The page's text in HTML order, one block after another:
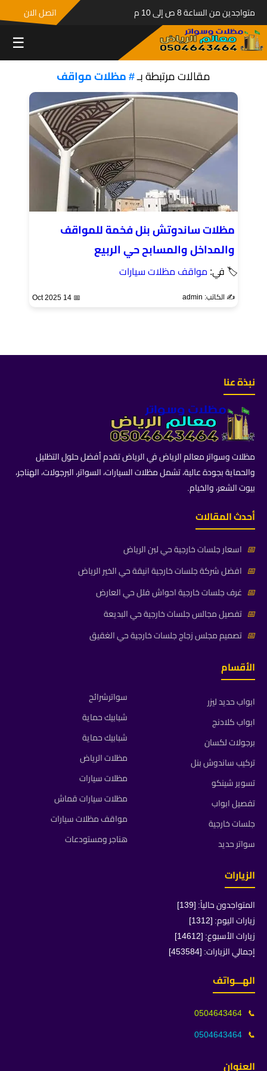
متواجدين من الساعة 8 ص إلى 10 م اتصل الان
☰
مقالات مرتبطة بـ# مظلات مواقف
مظلات ساندوتش بنل فخمة للمواقف
والمداخل والمسابح حي الربيع
🏷 في: مواقف مظلات سيارات
✍️ الكاتب: admin 📅 14 Oct 2025
نبذة عنا
مظلات وسواتر معالم الرياض في الرياض تقدم أفضل حلول التظليل
والحماية بجودة عالية، تشمل مظلات السيارات، السواتر، البرجولات، الهناجر،
بيوت الشعر، والخيام.
أحدث المقالات
📅 اسعار جلسات خارجية حي لبن الرياض
📅 افضل شركة جلسات خارجية انيقة حي الخير الرياض
📅 غرف جلسات خارجية احواش فلل حي العارض
📅 تفصيل مجالس جلسات خارجية حي البديعة
📅 تصميم مجلس زجاج جلسات خارجية حي الغقيق
الأقسام
ابواب حديد ليزر
ابواب كلادنج
برجولات لكسان
تركيب ساندوش بنل
تسوير شينكو
تفصيل ابواب
جلسات خارجية
سواتر حديد
سواترشرائح
شبابيك حماية
شبابيك حماية
مظلات الرياض
مظلات سيارات
مظلات سيارات قماش
مواقف مظلات سيارات
هناجر ومستودعات
الزيارات
المتواجدون حالياً: [139]
زيارات اليوم: [1312]
زيارات الأسبوع: [14612]
إجمالي الزيارات: [453584]
الهـــواتف
📞
0504643464
📞
0504643464
العنوان